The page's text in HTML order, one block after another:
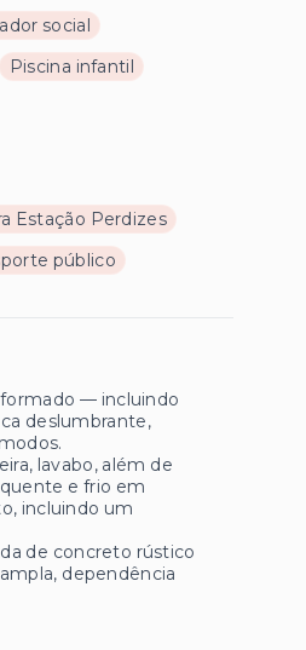
social
Piscina infantil
Estação Perdizes
público
— incluindo
deslumbrante,
lavabo, além de
e frio em
incluindo um
de concreto rústico
dependência